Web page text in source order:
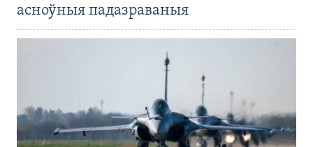
асноўныя падазраваныя